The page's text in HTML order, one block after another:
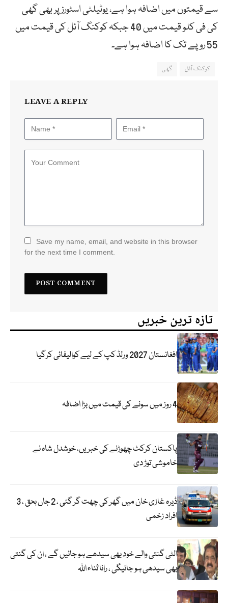
سے قیمتوں میں اضافہ ہوا ہے، یوٹیلٹی اسٹورز پر بھی گھی
کی فی کلو قیمت میں 40 جبکہ کوکنگ آئل کی قیمت میں
55 روپے تک کا اضافہ ہوا ہے۔
کوکنک آئل گھی
LEAVE A REPLY
Save my name, email, and website in this browser
for the next time I comment.
تازہ ترین خبریں
افغانستان 2027 ورلڈ کپ کے لیے کوالیفائی کرگیا
4 روز میں سونے کی قیمت میں بڑا اضافہ
پاکستان کرکٹ چھوڑنے کی خبریں، خوشدل شاہ نے
خاموشی توڑ دی
ڈیرہ غازی خان میں گھر کی چھت گر گئی ، 2 جاں بحق ، 3
افراد زخمی
الٹی گنتی والے خود بھی سیدھے ہو جائیں گے ، ان کی گنتی
بھی سیدھی ہو جائیگی ، رانا ثناء اللہ